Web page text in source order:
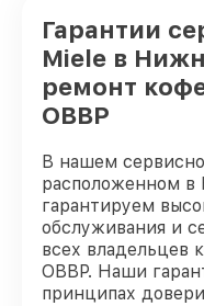
Гарантии
Miele в
ремонт
OBBP
В нашем
расположенном
гарантируем
обслуживания и
всех владельцев
OBBP. Наши
принципах